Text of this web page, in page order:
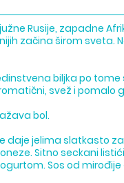
Rusije, zapadne
začina širom sveta.
biljka po tome
svež i pomalo
bol.
daje jelima slatkasto
Sitno seckani
Sos od